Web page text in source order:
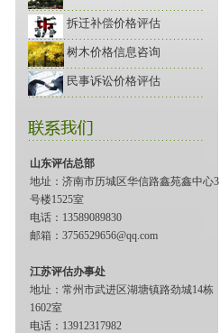
拆迁补偿价格评估
树木价格信息咨询
民事诉讼价格评估
山东评估总部
地址：济南市历城区华信路鑫苑鑫中心3
号楼1525室
电话：13589089830
邮箱：3756529656@qq.com
江苏评估办事处
地址：常州市武进区湖塘镇路劲城14栋
1602室
电话：13912317982